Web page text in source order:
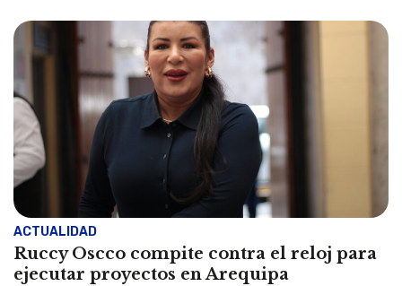
ACTUALIDAD
Ruccy Oscco compite contra el reloj para
ejecutar proyectos en Arequipa